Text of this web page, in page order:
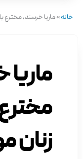
خانه»ماریا خرسند، مخترع
ماریا
زنان